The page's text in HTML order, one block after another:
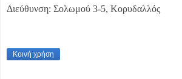
Διεύθυνση: Σολωμού 3-5, Κορυδαλλός
Κοινή χρήση